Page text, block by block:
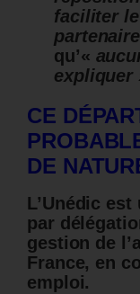
faciliter
qu’«
expliquer
CE
DE
L’Unédic
par
gestion de
France, en
emploi.